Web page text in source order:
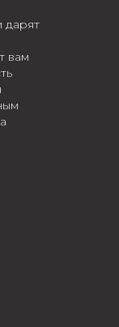
дарят
вам